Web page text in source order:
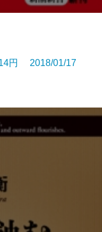
円 2018/01/17